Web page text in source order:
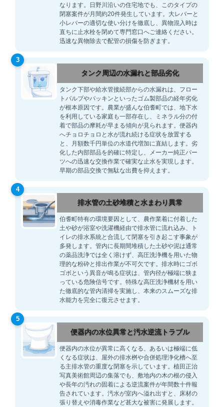
なります。日野川沿いの住宅地でも、このタイプの
閉塞案件が月間約20件発生しています。大レバーと
小レバーの適切な使い分けを徹底し、異物混入時は
直ちに止水栓を閉めて専門窓口へご連絡ください。
迅速な異物除去で配管の損傷を防ぎます。
3
タンク周辺の水漏れと部品劣化
タンク下部や給水管接続部からの水漏れは、フロー
トバルブやパッキンといったゴム製部品の経年劣化
が根本原因です。農業が盛んな伯耆町では、地下水
を利用している家庭も一部存在し、ミネラル分の付
着で部品の摩耗が早まる傾向が見られます。便器内
へチョロチョロと水が流れ続ける症状を放置する
と、月額数千円単位の水道代増加に直結します。劣
化した内部部品を的確に特定し、メーカー純正パー
ツへの迅速な交換作業で確実な止水を実現します。
早期の部品交換で無駄な出費を抑えます。
4
排水管の土砂堆積と水まわり異常
伯耆町特有の環境要因として、農作業着に付着した
土や砂が浴室や洗濯機経由で排水管に流れ込み、ト
イレの排水系統と合流して閉塞を引き起こす事象が
多発します。管内に長期間堆積した土砂や泥は通常
の薬品洗浄では全く溶けず、高圧洗浄機を用いた物
理的な粉砕と排出作業が不可欠です。排水時にゴボ
ゴボという異音が鳴る症状は、管内径が極端に狭ま
っている危険信号です。特殊な高圧洗浄機材を用い
た徹底的な管内清掃を実施し、本来のスムーズな排
水能力を完全に復元させます。
5
便器内の水位異常と汚水逆流トラブル
便器内の水位が異常に高くなる、あるいは極端に低
くなる症状は、屋外の排水桝や合併処理浄化槽へ至
る主排水管の重度な閉塞を示しています。植田正治
写真美術館周辺の集落でも、敷地内の木の根の侵入
や長年の汚れの固着による逆流案件が年間数十件報
告されています。汚水が室内へ溢れ出すと、床材の
張り替えや消毒作業など甚大な被害に発展します。